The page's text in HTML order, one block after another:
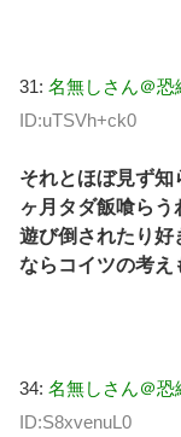
31: 名無しさん＠恐
ID:uTSVh+ck0
それとほぼ見ず知
ヶ月タダ飯喰ら
遊び倒されたり好
ならコイツの考え
34: 名無しさん＠恐
ID:S8xvenuL0